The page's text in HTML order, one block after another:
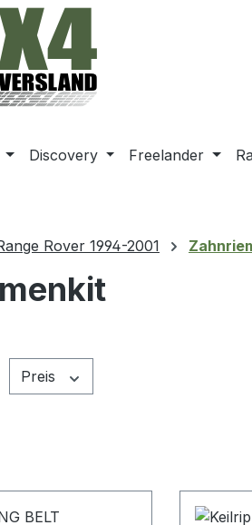
springen
Discovery Freelander
Rover 1994-2001
Preis